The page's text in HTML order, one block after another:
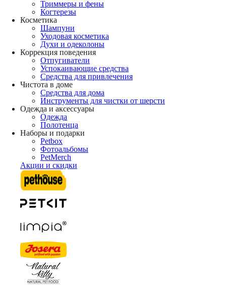
Триммеры и фены
Когтерезы
Косметика
Шампуни
Уходовая косметика
Духи и одеколоны
Коррекция поведения
Отпугиватели
Успокаивающие средства
Средства для привлечения
Чистота в доме
Средства для дома
Инструменты для чистки от шерсти
Одежда и аксессуары
Одежда
Полотенца
Наборы и подарки
Petbox
Фотоальбомы
PetMerch
Акции и скидки